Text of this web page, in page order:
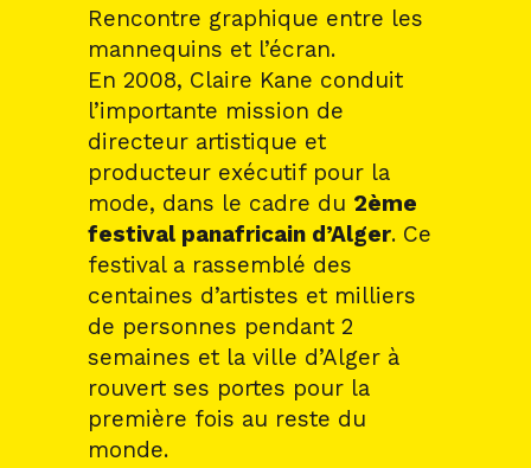
Rencontre graphique entre les
mannequins et l’écran.
En 2008, Claire Kane conduit
l’importante mission de
directeur artistique et
producteur exécutif pour la
mode, dans le cadre du 2ème
festival panafricain d’Alger. Ce
festival a rassemblé des
centaines d’artistes et milliers
de personnes pendant 2
semaines et la ville d’Alger à
rouvert ses portes pour la
première fois au reste du
monde.